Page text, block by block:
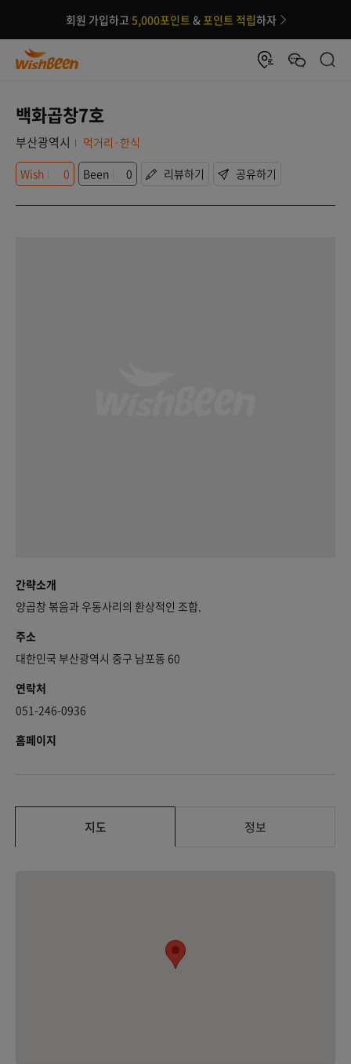
회원 가입하고 5,000포인트 &포인트 적립하자
백화곱창7호
부산광역시
먹거리·한식
Wish
0 Been 0 리뷰하기 공유하기
간략소개
양곱창 볶음과 우동사리의 환상적인 조합.
주소
대한민국 부산광역시 중구 남포동 60
연락처
051-246-0936
홈페이지
지도 정보